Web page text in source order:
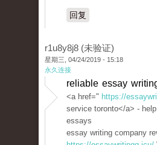
回复
r1u8y8j8 (未验证)
星期三, 04/24/2019 - 15:18
永久连接
reliable essay
<a href=" https://
service toronto</a> -
essays
essay writing company